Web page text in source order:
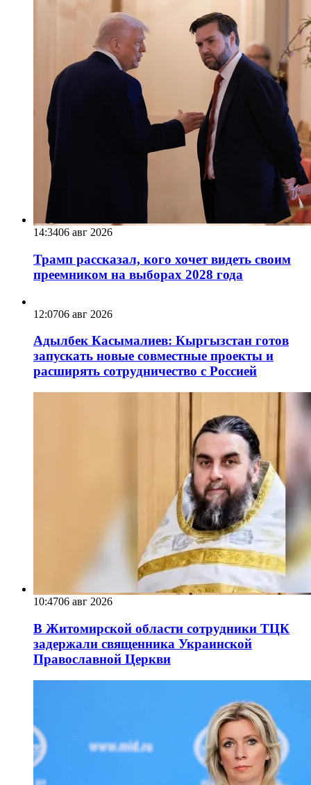
14:3406 авг 2026
Трамп рассказал, кого хочет видеть своим
преемником на выборах 2028 года
12:0706 авг 2026
Адылбек Касымалиев: Кыргызстан готов
запускать новые совместные проекты и
расширять сотрудничество с Россией
10:4706 авг 2026
В Житомирской области сотрудники ТЦК
задержали священника Украинской
Православной Церкви